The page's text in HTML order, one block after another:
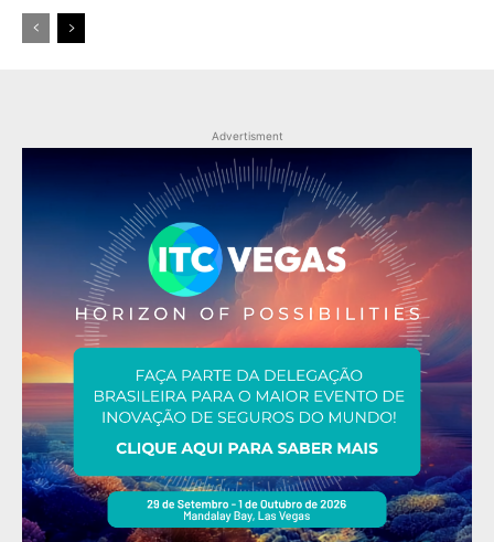
Advertisment